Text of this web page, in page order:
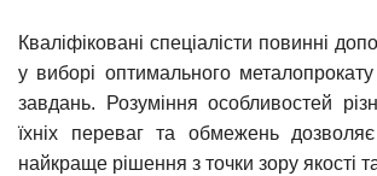
Кваліфіковані спеціалісти повинні
у виборі оптимального
завдань. Розуміння особливостей
їхніх переваг та обмежень
найкраще рішення з точки зору якості